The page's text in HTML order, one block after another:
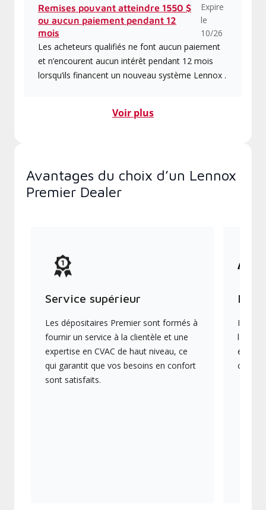
Remises pouvant atteindre 1550 $
ou aucun paiement pendant 12
mois
Expire
le
10/26
Les acheteurs qualifiés ne font aucun paiement
et n’encourent aucun intérêt pendant 12 mois
lorsqu’ils financent un nouveau système Lennox .
Voir plus
Avantages du choix d’un Lennox
Premier Dealer
Service supérieur
Les dépositaires Premier sont formés à
fournir un service à la clientèle et une
expertise en CVAC de haut niveau, ce
qui garantit que vos besoins en confort
sont satisfaits.
Ils
les
en